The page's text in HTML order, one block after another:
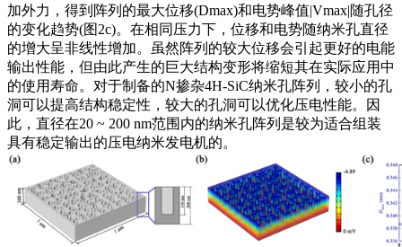
加外力，得到阵列的最大位移(Dmax)和电势峰值|Vmax|随孔径
的变化趋势(图2c)。在相同压力下，位移和电势随纳米孔直径
的增大呈非线性增加。虽然阵列的较大位移会引起更好的电能
输出性能，但由此产生的巨大结构变形将缩短其在实际应用中
的使用寿命。对于制备的N掺杂4H-SiC纳米孔阵列，较小的孔
洞可以提高结构稳定性，较大的孔洞可以优化压电性能。因
此，直径在20 ~ 200 nm范围内的纳米孔阵列是较为适合组装
具有稳定输出的压电纳米发电机的。